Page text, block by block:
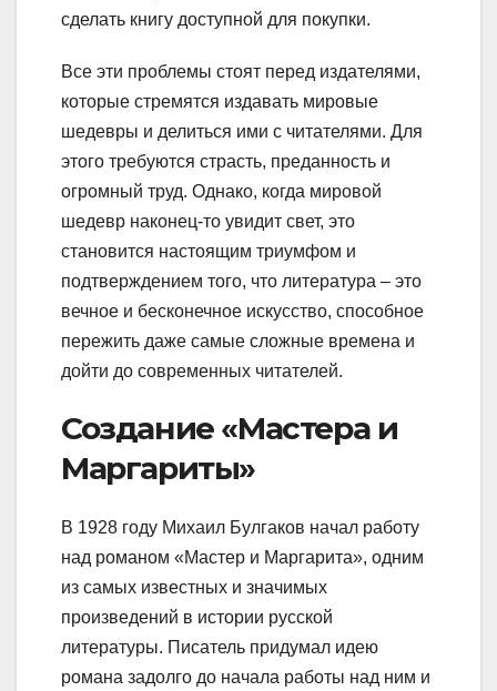
сделать книгу доступной для покупки.
Все эти проблемы стоят перед издателями,
которые стремятся издавать мировые
шедевры и делиться ими с читателями. Для
этого требуются страсть, преданность и
огромный труд. Однако, когда мировой
шедевр наконец-то увидит свет, это
становится настоящим триумфом и
подтверждением того, что литература – это
вечное и бесконечное искусство, способное
пережить даже самые сложные времена и
дойти до современных читателей.
Создание «Мастера и
Маргариты»
В 1928 году Михаил Булгаков начал работу
над романом «Мастер и Маргарита», одним
из самых известных и значимых
произведений в истории русской
литературы. Писатель придумал идею
романа задолго до начала работы над ним и